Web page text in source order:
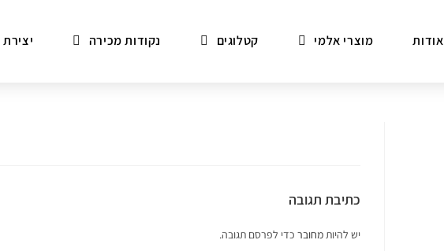
אודות מוצרי אלמי קטלוגים נקודות מכירה
כתיבת תגובה
יש להיותמחובר כדי לפרסם תגובה.